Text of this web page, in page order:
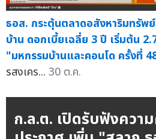
ธอส. กระตุ้นตลาดอสังหาริมทรัพ
บ้าน ดอกเบี้ยเฉลี่ย 3 ปี เริ่มต้น
"มหกรรมบ้านและคอนโด ครั้งที่
รสงเคร... 30 ต.ค.
ก.ล.ต. เปิดรับฟังควา